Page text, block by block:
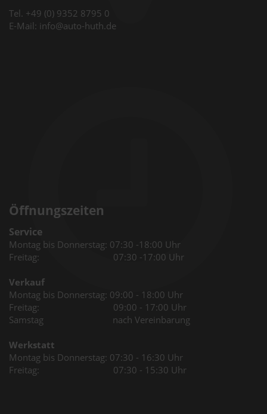
Tel. +49 (0) 9352 8795 0
E-Mail: info@auto-huth.de
Öffnungszeiten
Service
Montag bis Donnerstag: 07:30 -18:00 Uhr
Freitag: 07:30 -17:00 Uhr
Verkauf
Montag bis Donnerstag: 09:00 - 18:00 Uhr
Freitag: 09:00 - 17:00 Uhr
Samstag nach Vereinbarung
Werkstatt
Montag bis Donnerstag: 07:30 - 16:30 Uhr
Freitag: 07:30 - 15:30 Uhr